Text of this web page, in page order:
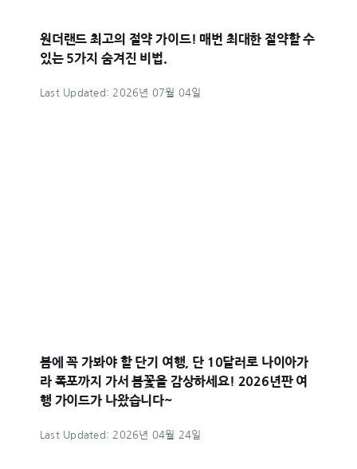
원더랜드 최고의 절약 가이드! 매번 최대한 절약할 수
있는 5가지 숨겨진 비법.
Last Updated: 2026년 07월 04일
봄에 꼭 가봐야 할 단기 여행, 단 10달러로 나이아가
라 폭포까지 가서 봄꽃을 감상하세요! 2026년판 여
행 가이드가 나왔습니다~
Last Updated: 2026년 04월 24일